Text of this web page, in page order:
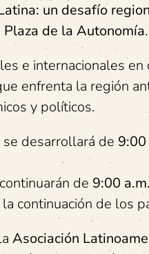
un desafío
de la Autonomía.
e internacionales
enfrenta la región
y políticos.
se desarrollará de
de 9:00
continuación de los
Asociación